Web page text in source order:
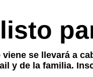
se llevará a
y de la familia.